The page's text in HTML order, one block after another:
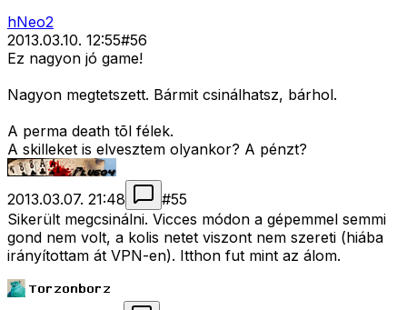
hNeo2
2013.03.10. 12:55#56
Ez nagyon jó game!
Nagyon megtetszett. Bármit csinálhatsz, bárhol.
A perma death tõl félek.
A skilleket is elvesztem olyankor? A pénzt?
2013.03.07. 21:48 #55
Sikerült megcsinálni. Vicces módon a gépemmel semmi
gond nem volt, a kolis netet viszont nem szereti (hiába
irányítottam át VPN-en). Itthon fut mint az álom.